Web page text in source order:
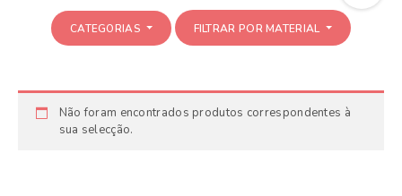
CATEGORIAS FILTRAR POR MATERIAL
Não foram encontrados produtos correspondentes à
sua selecção.